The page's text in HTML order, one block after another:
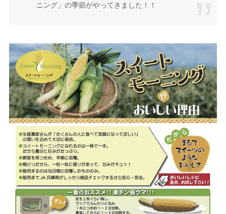
ニング」の季節がやってきました！！